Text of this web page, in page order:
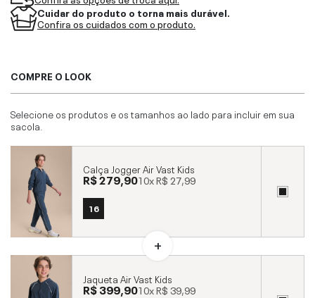
Cuidar do produto o torna mais durável.
Confira os cuidados com o produto.
COMPRE O LOOK
Selecione os produtos e os tamanhos ao lado para incluir em sua
sacola.
Calça Jogger Air Vast Kids
R$ 279,9010xR$ 27,99
16
Jaqueta Air Vast Kids
R$ 399,9010xR$ 39,99